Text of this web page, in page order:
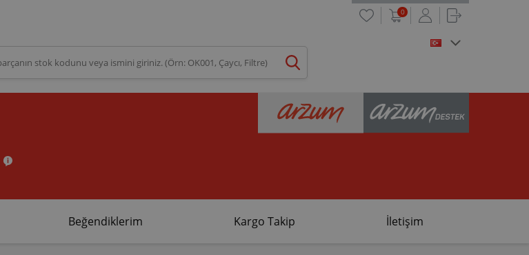
0
Beğendiklerim Kargo Takip İletişim